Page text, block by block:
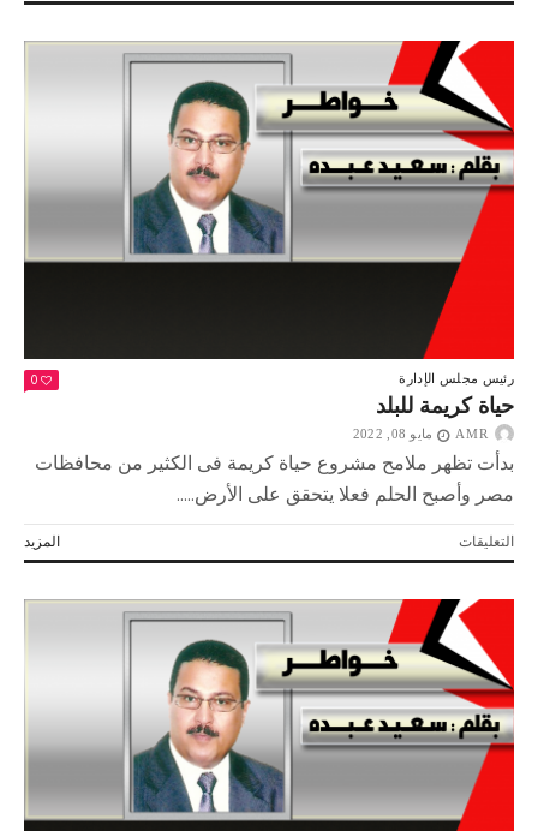
الاختيار
القرار
مغلقة
رئيس مجلس الإدارة 0
حياة كريمة للبلد
AMR مايو 08, 2022
بدأت تظهر ملامح مشروع حياة كريمة فى الكثير من محافظات
مصر وأصبح الحلم فعلا يتحقق على الأرض.....
المزيد التعليقاتعلى
حياة
للبلد
مغلقة